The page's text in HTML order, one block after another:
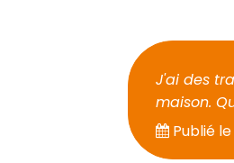
J'ai des
maison.
Publié le